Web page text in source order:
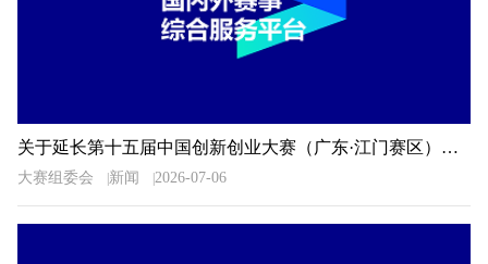
关于延长第十五届中国创新创业大赛（广东·江门赛区）暨2026年江门市“科技杯”创新创业大赛报名时间的通知
大赛组委会 新闻 2026-07-06